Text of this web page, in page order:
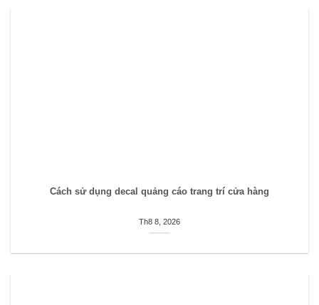
Cách sử dụng decal quảng cáo trang trí cửa hàng
Th8 8, 2026